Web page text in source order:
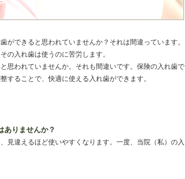
ができると思われていませんか？それは間違っています。
の入れ歯は使うのに苦労します。
思われていませんか。それも間違いです。保険の入れ歯で
することで、快適に使える入れ歯ができます。
ありませんか？
見違えるほど使いやすくなります。一度、当院（私）の入